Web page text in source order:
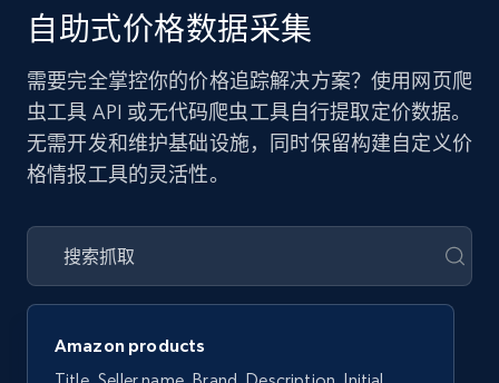
自助式价格数据采集
需要完全掌控你的价格追踪解决方案？使用网页爬
虫工具 API 或无代码爬虫工具自行提取定价数据。
无需开发和维护基础设施，同时保留构建自定义价
格情报工具的灵活性。
Amazon products